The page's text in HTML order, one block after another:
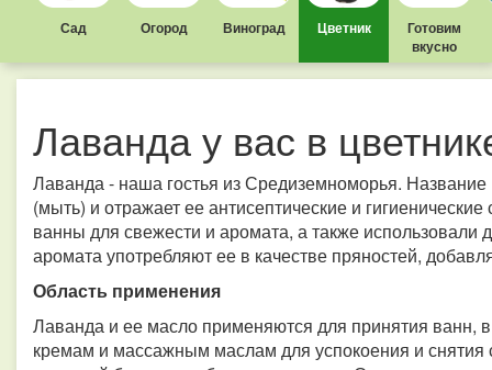
Сад Огород Виноград Цветник
Готовим
вкусно
Лаванда у вас в
Лаванда - наша гостья из Средиземноморья. Название
(мыть) и отражает ее антисептические и
ванны для свежести и аромата, а также использовали
аромата употребляют ее в качестве пряностей,
Область применения
Лаванда и ее масло применяются для принятия ванн,
кремам и массажным маслам для успокоения и снятия